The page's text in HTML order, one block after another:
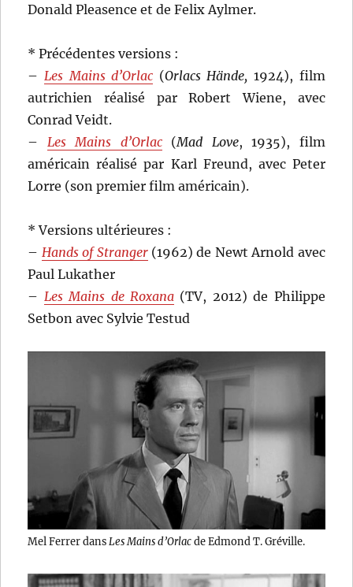
Donald Pleasence et de Felix Aylmer.
* Précédentes versions :
– Les Mains d’Orlac (Orlacs Hände,1924), film
autrichien réalisé par Robert Wiene, avec
Conrad Veidt.
– Les Mains d’Orlac(Mad Love, 1935), film
américain réalisé par Karl Freund, avec Peter
Lorre (son premier film américain).
* Versions ultérieures :
– Hands of Stranger(1962) de Newt Arnold avec
Paul Lukather
– Les Mains de Roxana (TV, 2012) de Philippe
Setbon avec Sylvie Testud
Mel Ferrer dans Les Mains d’Orlacde Edmond T. Gréville.